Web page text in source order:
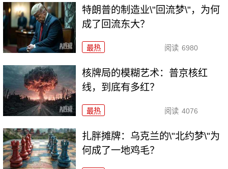
特朗普的制造业\"回流梦\"，为何
成了回流东大？
最热 阅读 6980
核牌局的模糊艺术：普京核红
线，到底有多红？
最热 阅读 4076
扎胖摊牌：乌克兰的\"北约梦\"为
何成了一地鸡毛？